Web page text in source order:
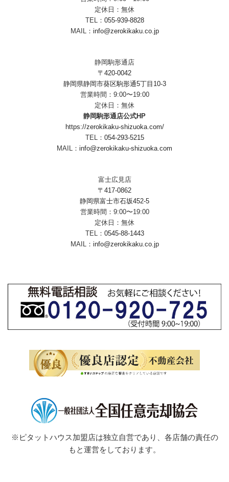
定休日：無休
TEL： 055-939-8828
MAIL： info@zerokikaku.co.jp
静岡駒形通店
〒420-0042
静岡県静岡市葵区駒形通5丁目10-3
営業時間：9:00〜19:00
定休日：無休
静岡駒形通店公式HP
https://zerokikaku-shizuoka.com/
TEL： 054-293-5215
MAIL： info@zerokikaku-shizuoka.com
富士広見店
〒417-0862
静岡県富士市石坂452-5
営業時間：9:00〜19:00
定休日：無休
TEL： 0545-88-1443
MAIL： info@zerokikaku.co.jp
※ピタットハウス加盟店は独立自営であり、各店舗の責任の
もと運営をしております。